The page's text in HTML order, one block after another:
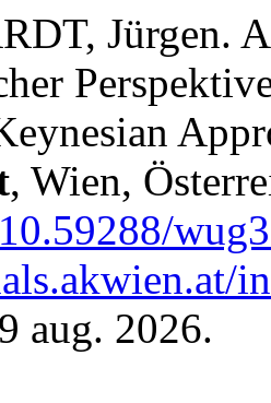
Jürgen.
, Wien,
aug. 2026.